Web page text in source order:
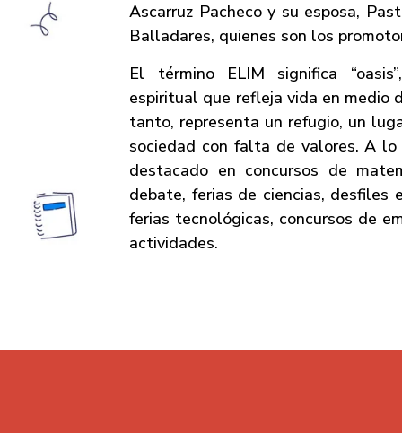
Ascarruz Pacheco y su esposa,
Balladares, quienes son los
El término ELIM significa
espiritual que refleja vida en medio
tanto, representa un refugio, un
sociedad con falta de valores. A
destacado en concursos de
debate, ferias de ciencias, desfiles
ferias tecnológicas, concursos de
actividades.